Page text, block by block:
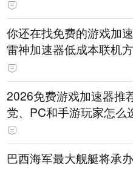
你还在找免费的游戏加
雷神加速器低成本联机
免费试用
2026免费游戏加速器推
党、PC和手游玩家怎么
巴西海军最大舰艇将承